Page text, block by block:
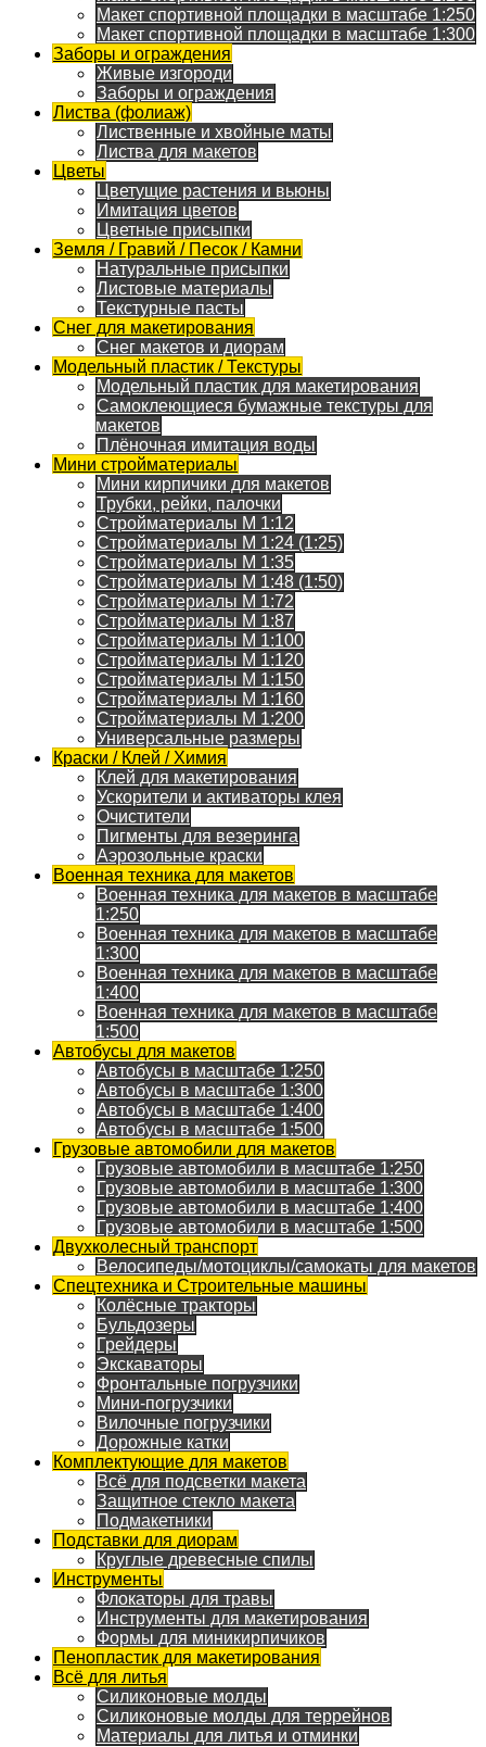
Макет спортивной площадки в масштабе 1:250
Макет спортивной площадки в масштабе 1:300
Заборы и ограждения
Живые изгороди
Заборы и ограждения
Листва (фолиаж)
Лиственные и хвойные маты
Листва для макетов
Цветы
Цветущие растения и вьюны
Имитация цветов
Цветные присыпки
Земля / Гравий / Песок / Камни
Натуральные присыпки
Листовые материалы
Текстурные пасты
Снег для макетирования
Снег макетов и диорам
Модельный пластик / Текстуры
Модельный пластик для макетирования
Самоклеющиеся бумажные текстуры для
макетов
Плёночная имитация воды
Мини стройматериалы
Мини кирпичики для макетов
Трубки, рейки, палочки
Стройматериалы M 1:12
Стройматериалы M 1:24 (1:25)
Стройматериалы M 1:35
Стройматериалы M 1:48 (1:50)
Стройматериалы M 1:72
Стройматериалы M 1:87
Стройматериалы M 1:100
Стройматериалы M 1:120
Стройматериалы M 1:150
Стройматериалы M 1:160
Стройматериалы M 1:200
Универсальные размеры
Краски / Клей / Химия
Клей для макетирования
Ускорители и активаторы клея
Очистители
Пигменты для везеринга
Аэрозольные краски
Военная техника для макетов
Военная техника для макетов в масштабе
1:250
Военная техника для макетов в масштабе
1:300
Военная техника для макетов в масштабе
1:400
Военная техника для макетов в масштабе
1:500
Автобусы для макетов
Автобусы в масштабе 1:250
Автобусы в масштабе 1:300
Автобусы в масштабе 1:400
Автобусы в масштабе 1:500
Грузовые автомобили для макетов
Грузовые автомобили в масштабе 1:250
Грузовые автомобили в масштабе 1:300
Грузовые автомобили в масштабе 1:400
Грузовые автомобили в масштабе 1:500
Двухколесный транспорт
Велосипеды/мотоциклы/самокаты для макетов
Спецтехника и Строительные машины
Колёсные тракторы
Бульдозеры
Грейдеры
Экскаваторы
Фронтальные погрузчики
Мини-погрузчики
Вилочные погрузчики
Дорожные катки
Комплектующие для макетов
Всё для подсветки макета
Защитное стекло макета
Подмакетники
Подставки для диорам
Круглые древесные спилы
Инструменты
Флокаторы для травы
Инструменты для макетирования
Формы для миникирпичиков
Пенопластик для макетирования
Всё для литья
Силиконовые молды
Силиконовые молды для террейнов
Материалы для литья и отминки